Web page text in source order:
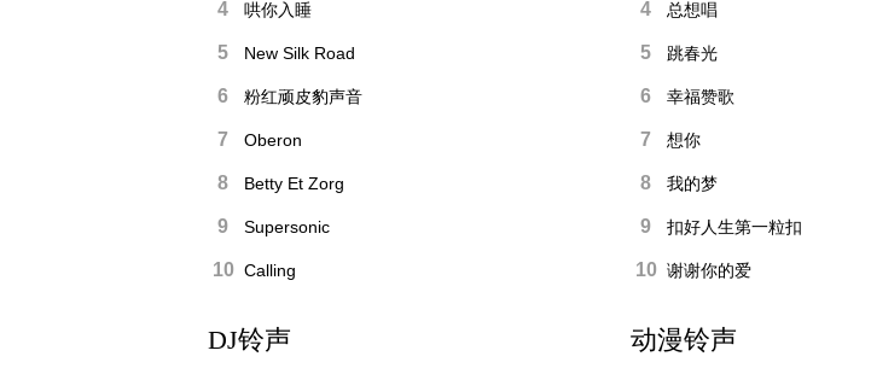
4 哄你入睡
5 New Silk Road
6 粉红顽皮豹声音
7 Oberon
8 Betty Et Zorg
9 Supersonic
10 Calling
DJ铃声
4 总想唱
5 跳春光
6 幸福赞歌
7 想你
8 我的梦
9 扣好人生第一粒扣
10 谢谢你的爱
动漫铃声